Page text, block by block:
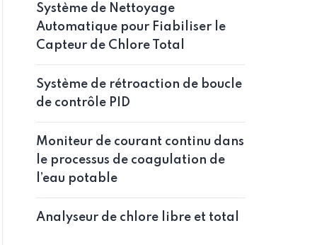
Système de Nettoyage
Automatique pour Fiabiliser le
Capteur de Chlore Total
Système de rétroaction de boucle
de contrôle PID
Moniteur de courant continu dans
le processus de coagulation de
l’eau potable
Analyseur de chlore libre et total